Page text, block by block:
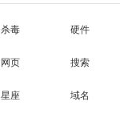
杀毒 硬件
网页 搜索
星座 域名